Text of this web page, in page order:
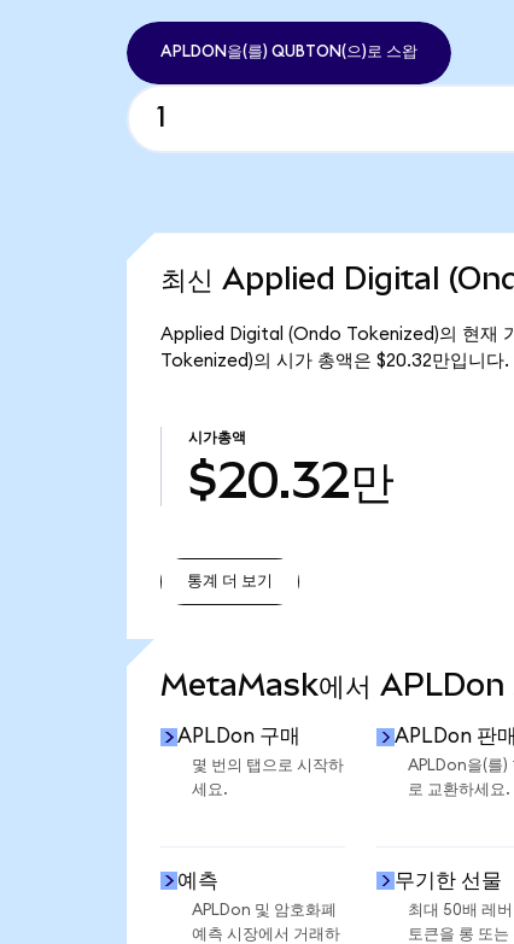
APLDON을(를) QUBTON(으)로 스왑
최신 Applied Digital
Applied Digital (Ondo Tokenized)의 현재
Tokenized)의 시가 총액은 $20.32만입니다.
시가총액
$20.32만
통계 더 보기
MetaMask에서 APLDon
APLDon 구매
몇 번의 탭으로 시작하
세요.
APLDon 판매
APLDon을(를)
로 교환하세요.
예측
APLDon 및 암호화폐
예측 시장에서 거래하
무기한 선물
최대 50배 레
토큰을 롱 또는